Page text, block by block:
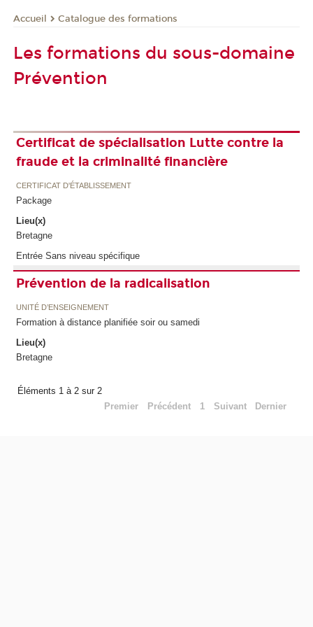
Accueil Catalogue des formations
Les formations du sous-domaine
Prévention
Certificat de spécialisation Lutte contre la
fraude et la criminalité financière
CERTIFICAT D'ÉTABLISSEMENT
Package
Lieu(x)
Bretagne
Entrée Sans niveau spécifique
Prévention de la radicalisation
UNITÉ D’ENSEIGNEMENT
Formation à distance planifiée soir ou samedi
Lieu(x)
Bretagne
Éléments 1 à 2 sur 2
Premier
Précédent 1 Suivant Dernier